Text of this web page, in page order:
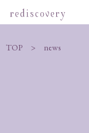
TOP news